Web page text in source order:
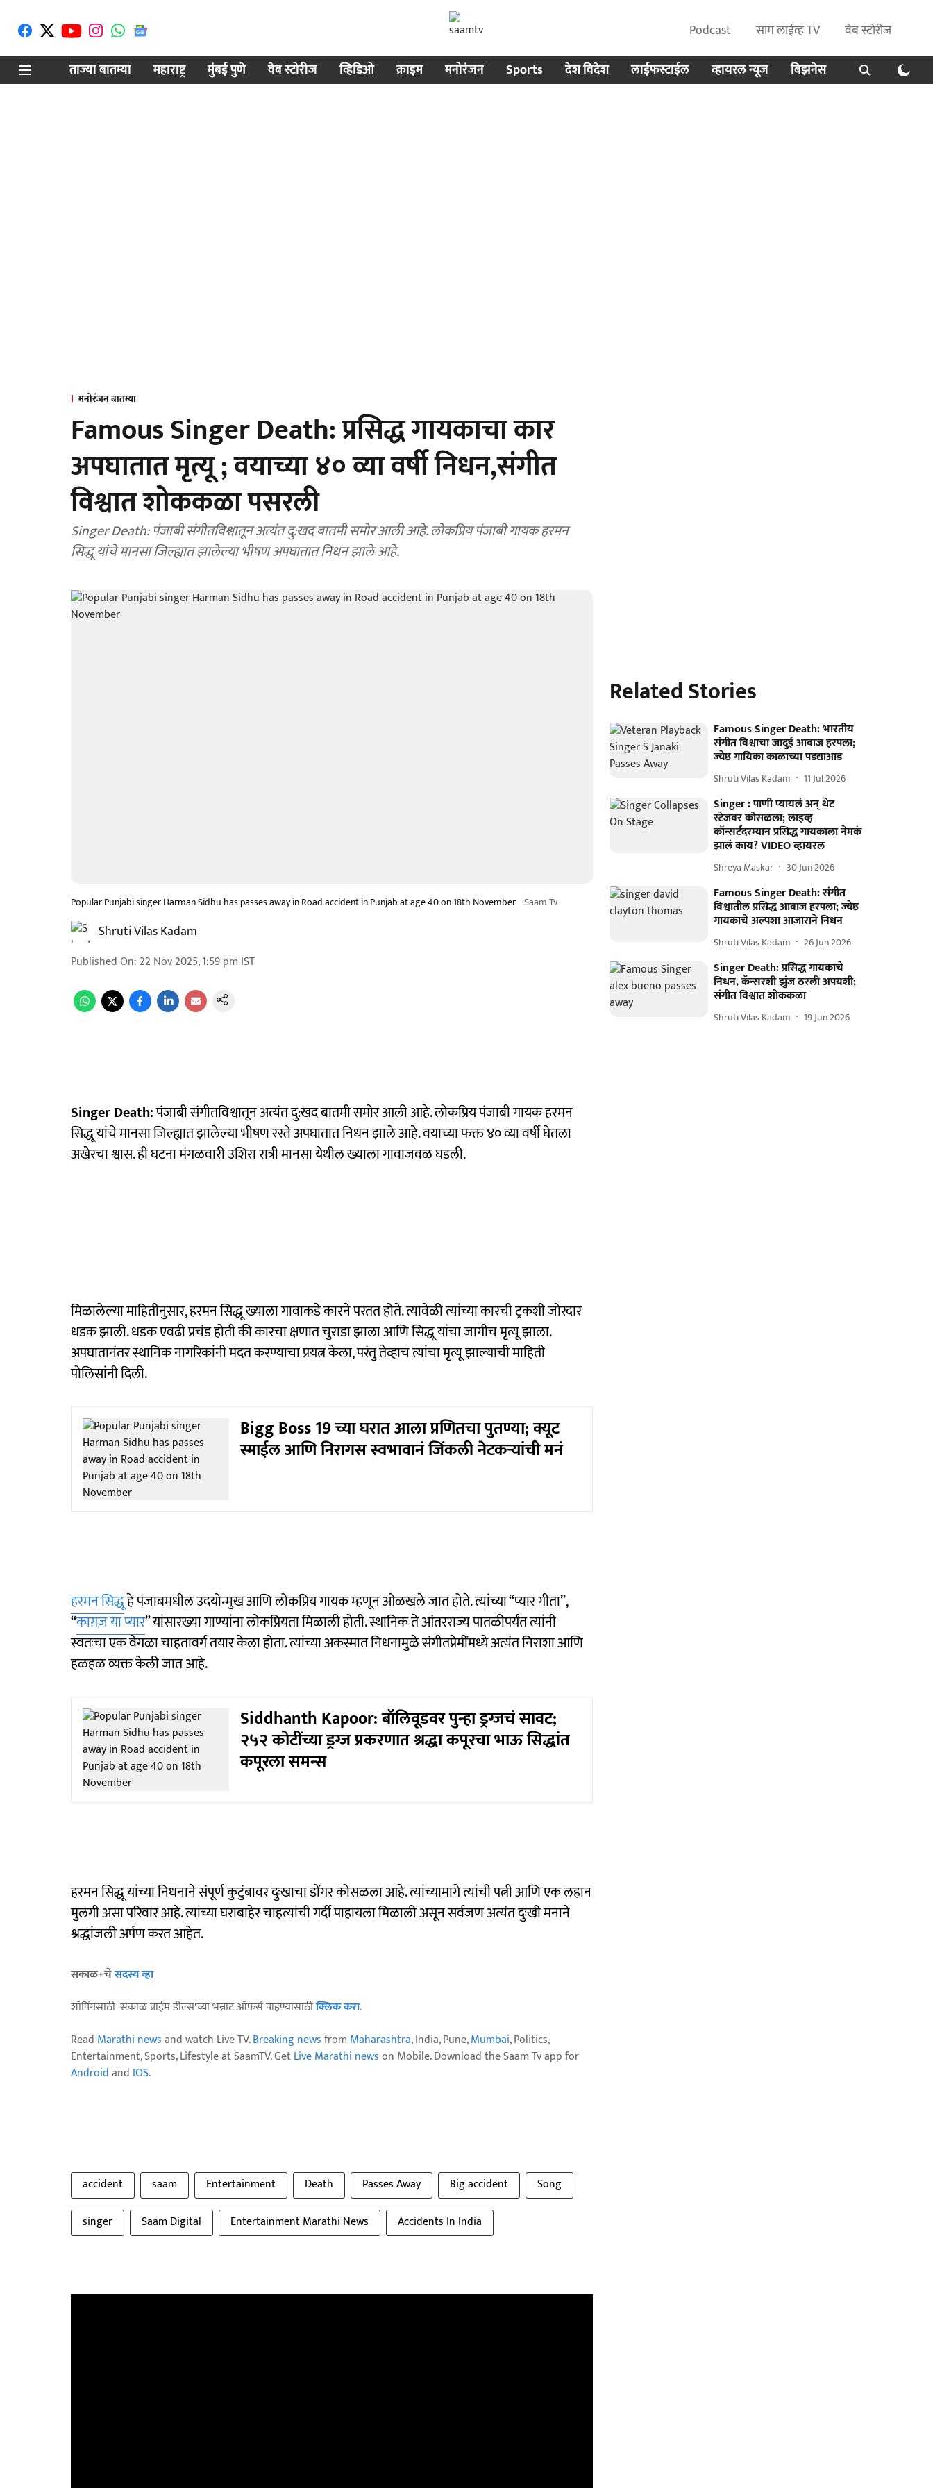
Podcast साम लाईव्ह TV
वेब स्टोरीज
ताज्या बातम्या
महाराष्ट्र मुंबई पुणे वेब स्टोरीज व्हिडिओ क्राइम मनोरंजन Sports देश विदेश लाईफस्टाईल व्हायरल न्यूज बिझनेस
मनोरंजन बातम्या
Famous Singer Death: प्रसिद्ध गायकाचा कार
अपघातात मृत्यू ; वयाच्या ४० व्या वर्षी निधन,संगीत
विश्वात शोककळा पसरली
Singer Death: पंजाबी संगीतविश्वातून अत्यंत दु:खद बातमी समोर आली आहे. लोकप्रिय पंजाबी गायक हरमन
सिद्धू यांचे मानसा जिल्ह्यात झालेल्या भीषण अपघातात निधन झाले आहे.
Popular Punjabi singer Harman Sidhu has passes away in Road accident in Punjab at age 40 on 18th November Saam Tv
Shruti Vilas Kadam
Published On: 22 Nov 2025, 1:59 pm IST
Singer Death:पंजाबी संगीतविश्वातून अत्यंत दु:खद बातमी समोर आली आहे. लोकप्रिय पंजाबी गायक हरमन
सिद्धू यांचे मानसा जिल्ह्यात झालेल्या भीषण रस्ते अपघातात निधन झाले आहे. वयाच्या फक्त ४० व्या वर्षी घेतला
अखेरचा श्वास. ही घटना मंगळवारी उशिरा रात्री मानसा येथील ख्याला गावाजवळ घडली.
मिळालेल्या माहितीनुसार, हरमन सिद्धू ख्याला गावाकडे कारने परतत होते. त्यावेळी त्यांच्या कारची ट्रकशी जोरदार
धडक झाली. धडक एवढी प्रचंड होती की कारचा क्षणात चुराडा झाला आणि सिद्धू यांचा जागीच मृत्यू झाला.
अपघातानंतर स्थानिक नागरिकांनी मदत करण्याचा प्रयत्न केला, परंतु तेव्हाच त्यांचा मृत्यू झाल्याची माहिती
पोलिसांनी दिली.
Bigg Boss 19 च्या घरात आला प्रणितचा पुतण्या; क्यूट
स्माईल आणि निरागस स्वभावानं जिंकली नेटकऱ्यांची मनं
हरमन सिद्धूहे पंजाबमधील उदयोन्मुख आणि लोकप्रिय गायक म्हणून ओळखले जात होते. त्यांच्या “प्यार गीता”,
“काग़ज़ या प्यार” यांसारख्या गाण्यांना लोकप्रियता मिळाली होती. स्थानिक ते आंतरराज्य पातळीपर्यंत त्यांनी
स्वतःचा एक वेगळा चाहतावर्ग तयार केला होता. त्यांच्या अकस्मात निधनामुळे संगीतप्रेमींमध्ये अत्यंत निराशा आणि
हळहळ व्यक्त केली जात आहे.
Siddhanth Kapoor: बॉलिवूडवर पुन्हा ड्रग्जचं सावट;
२५२ कोटींच्या ड्रग्ज प्रकरणात श्रद्धा कपूरचा भाऊ सिद्धांत
कपूरला समन्स
हरमन सिद्धू यांच्या निधनाने संपूर्ण कुटुंबावर दुःखाचा डोंगर कोसळला आहे. त्यांच्यामागे त्यांची पत्नी आणि एक लहान
मुलगी असा परिवार आहे. त्यांच्या घराबाहेर चाहत्यांची गर्दी पाहायला मिळाली असून सर्वजण अत्यंत दुःखी मनाने
श्रद्धांजली अर्पण करत आहेत.
सकाळ+चेसदस्य व्हा
शॉपिंगसाठी 'सकाळ प्राईम डील्स'च्या भन्नाट ऑफर्स पाहण्यासाठीक्लिक करा.
Read Marathi newsand watch Live TV.Breaking newsfrom Maharashtra, India, Pune,Mumbai, Politics,
Entertainment, Sports, Lifestyle at SaamTV. GetLive Marathi newson Mobile. Download the Saam Tv app for
Androidand IOS.
accident saam Entertainment Death Passes Away Big accident
Song
singer
Saam Digital Entertainment Marathi News Accidents In India
Related Stories
Famous Singer Death: भारतीय
संगीत विश्वाचा जादुई आवाज हरपला;
ज्येष्ठ गायिका काळाच्या पडद्याआड
Shruti Vilas Kadam 11 Jul 2026
Singer : पाणी प्यायलं अन् थेट
स्टेजवर कोसळला; लाइव्ह
कॉन्सर्टदरम्यान प्रसिद्ध गायकाला नेमकं
झालं काय? VIDEO व्हायरल
Shreya Maskar 30 Jun 2026
Famous Singer Death: संगीत
विश्वातील प्रसिद्ध आवाज हरपला; ज्येष्ठ
गायकाचे अल्पशा आजाराने निधन
Shruti Vilas Kadam 26 Jun 2026
Singer Death: प्रसिद्ध गायकाचे
निधन, कॅन्सरशी झुंज ठरली अपयशी;
संगीत विश्वात शोककळा
Shruti Vilas Kadam 19 Jun 2026